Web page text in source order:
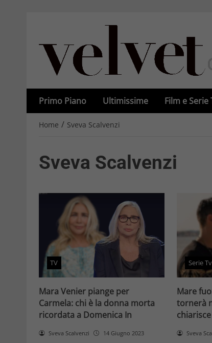
Primo Piano Ultimissime Film e Serie
Home / Sveva Scalvenzi
Sveva Scalvenzi
TV
Mara Venier piange per
Carmela: chi è la donna morta
ricordata a Domenica In
Sveva Scalvenzi 14 Giugno 2023
Serie
Mare
tornerà
Sveva